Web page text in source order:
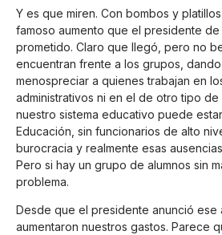
Y es que miren. Con bombos y
famoso aumento que el presidente
prometido. Claro que llegó, pero no
encuentran frente a los grupos,
menospreciar a quienes trabajan en
administrativos ni en el de otro tipo
nuestro sistema educativo puede
Educación, sin funcionarios de alto
burocracia y realmente esas
Pero si hay un grupo de alumnos sin
problema.
Desde que el presidente anunció ese
aumentaron nuestros gastos. Parece